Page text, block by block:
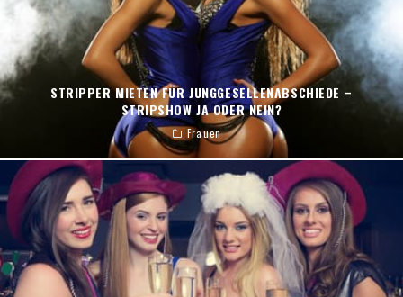
STRIPPER MIETEN FÜR JUNGGESELLENABSCHIEDE –
STRIPSHOW JA ODER NEIN?
Frauen